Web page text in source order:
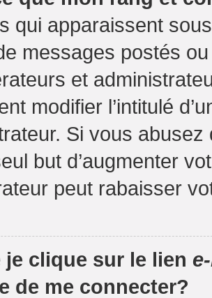
qui apparaissent
messages postés
et
modifier l’intitulé
Si vous
but d’augmenter
peut rabaisser
je clique sur le lien
de me connecter?